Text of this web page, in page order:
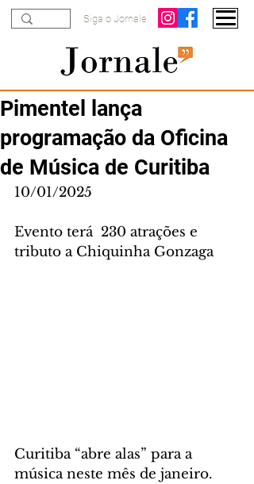
Siga o Jornale
Pimentel lança
programação da Oficina
de Música de Curitiba
10/01/2025
Evento terá  230 atrações e
tributo a Chiquinha Gonzaga
Curitiba “abre alas” para a
música neste mês de janeiro.